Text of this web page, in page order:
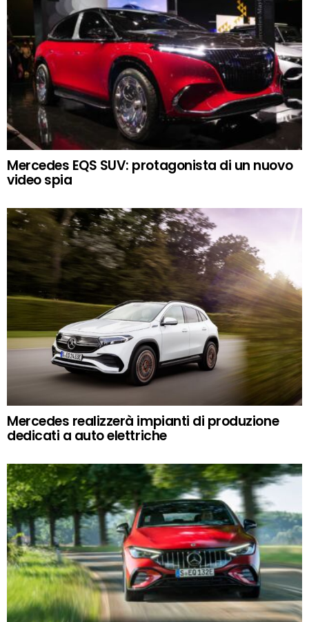
Mercedes EQS SUV: protagonista di un nuovo
video spia
Mercedes realizzerà impianti di produzione
dedicati a auto elettriche